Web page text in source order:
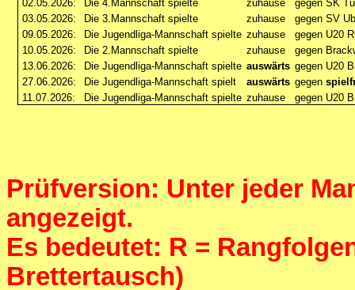
02.05.2026:
Die 4.Mannschaft spielte zuhause
gegen SK
03.05.2026:
Die 3.Mannschaft spielte zuhause
gegen SV
09.05.2026:
Die Jugendliga-Mannschaft spielte zuhause
gegen U20
10.05.2026:
Die 2.Mannschaft spielte zuhause
gegen
13.06.2026:
Die Jugendliga-Mannschaft spielte auswärts gegen U20
27.06.2026:
Die Jugendliga-Mannschaft spielt auswärts gegen
11.07.2026:
Die Jugendliga-Mannschaft spielte zuhause gegen U20
Prüfversion: Unter jeder
angezeigt.
Es bedeutet: R =
Brettertausch)